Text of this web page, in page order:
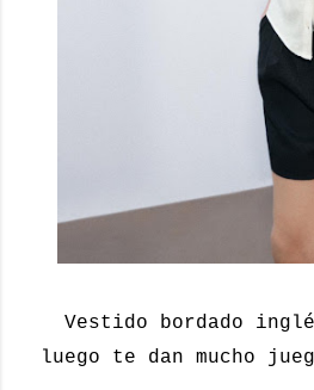
Vestido bordado
luego te dan mucho